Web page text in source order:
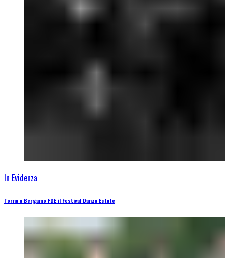
In Evidenza
Torna a Bergamo FDE il Festival Danza Estate